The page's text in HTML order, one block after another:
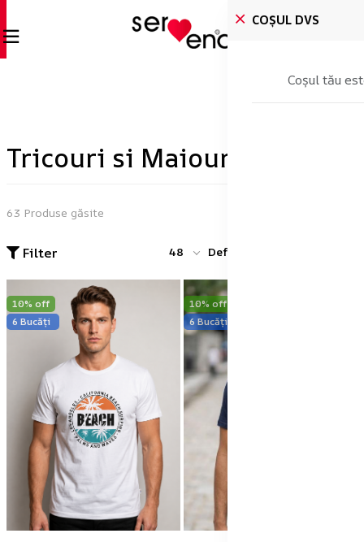
COȘUL DVS
Coșul tău
Tricouri si Maiouri
63 Produse găsite
Filter 48 Default
10% off
6 Bucăți
10% off
6 Bucăți